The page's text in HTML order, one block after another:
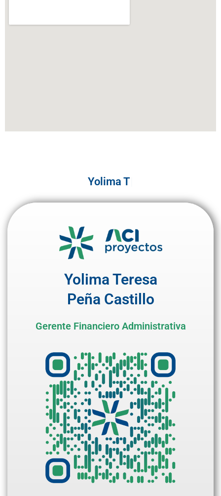
Yolima Teresa Peña
Yolima Teresa
Peña Castillo
Gerente Financiero Administrativa